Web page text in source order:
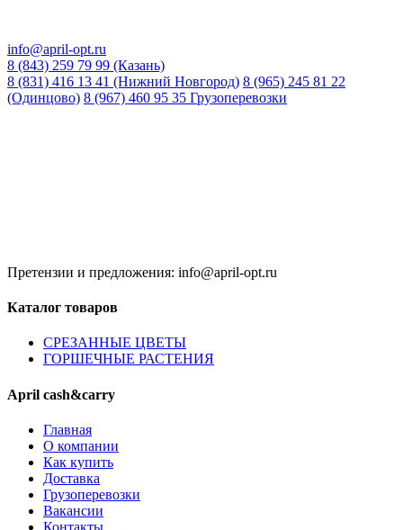
info@april-opt.ru
8 (843) 259 79 99 (Казань)
8 (831) 416 13 41 (Нижний Новгород) 8 (965) 245 81 22
(Одинцово) 8 (967) 460 95 35 Грузоперевозки
Претензии и предложения: info@april-opt.ru
Каталог товаров
CPЕЗАННЫЕ ЦВЕТЫ
ГОРШЕЧНЫЕ РАСТЕНИЯ
April cash&carry
Главная
О компании
Как купить
Доставка
Грузоперевозки
Вакансии
Контакты